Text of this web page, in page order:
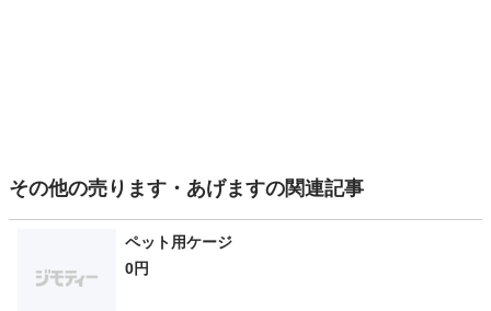
その他の売ります・あげますの関連記事
ペット用ケージ
0円